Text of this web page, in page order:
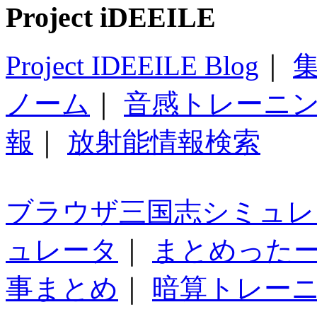
Project iDEEILE
Project IDEEILE Blog
ノーム
音感トレーニ
報
放射能情報検索
ブラウザ三国志シミュ
ュレータ
まとめった
事まとめ
暗算トレー